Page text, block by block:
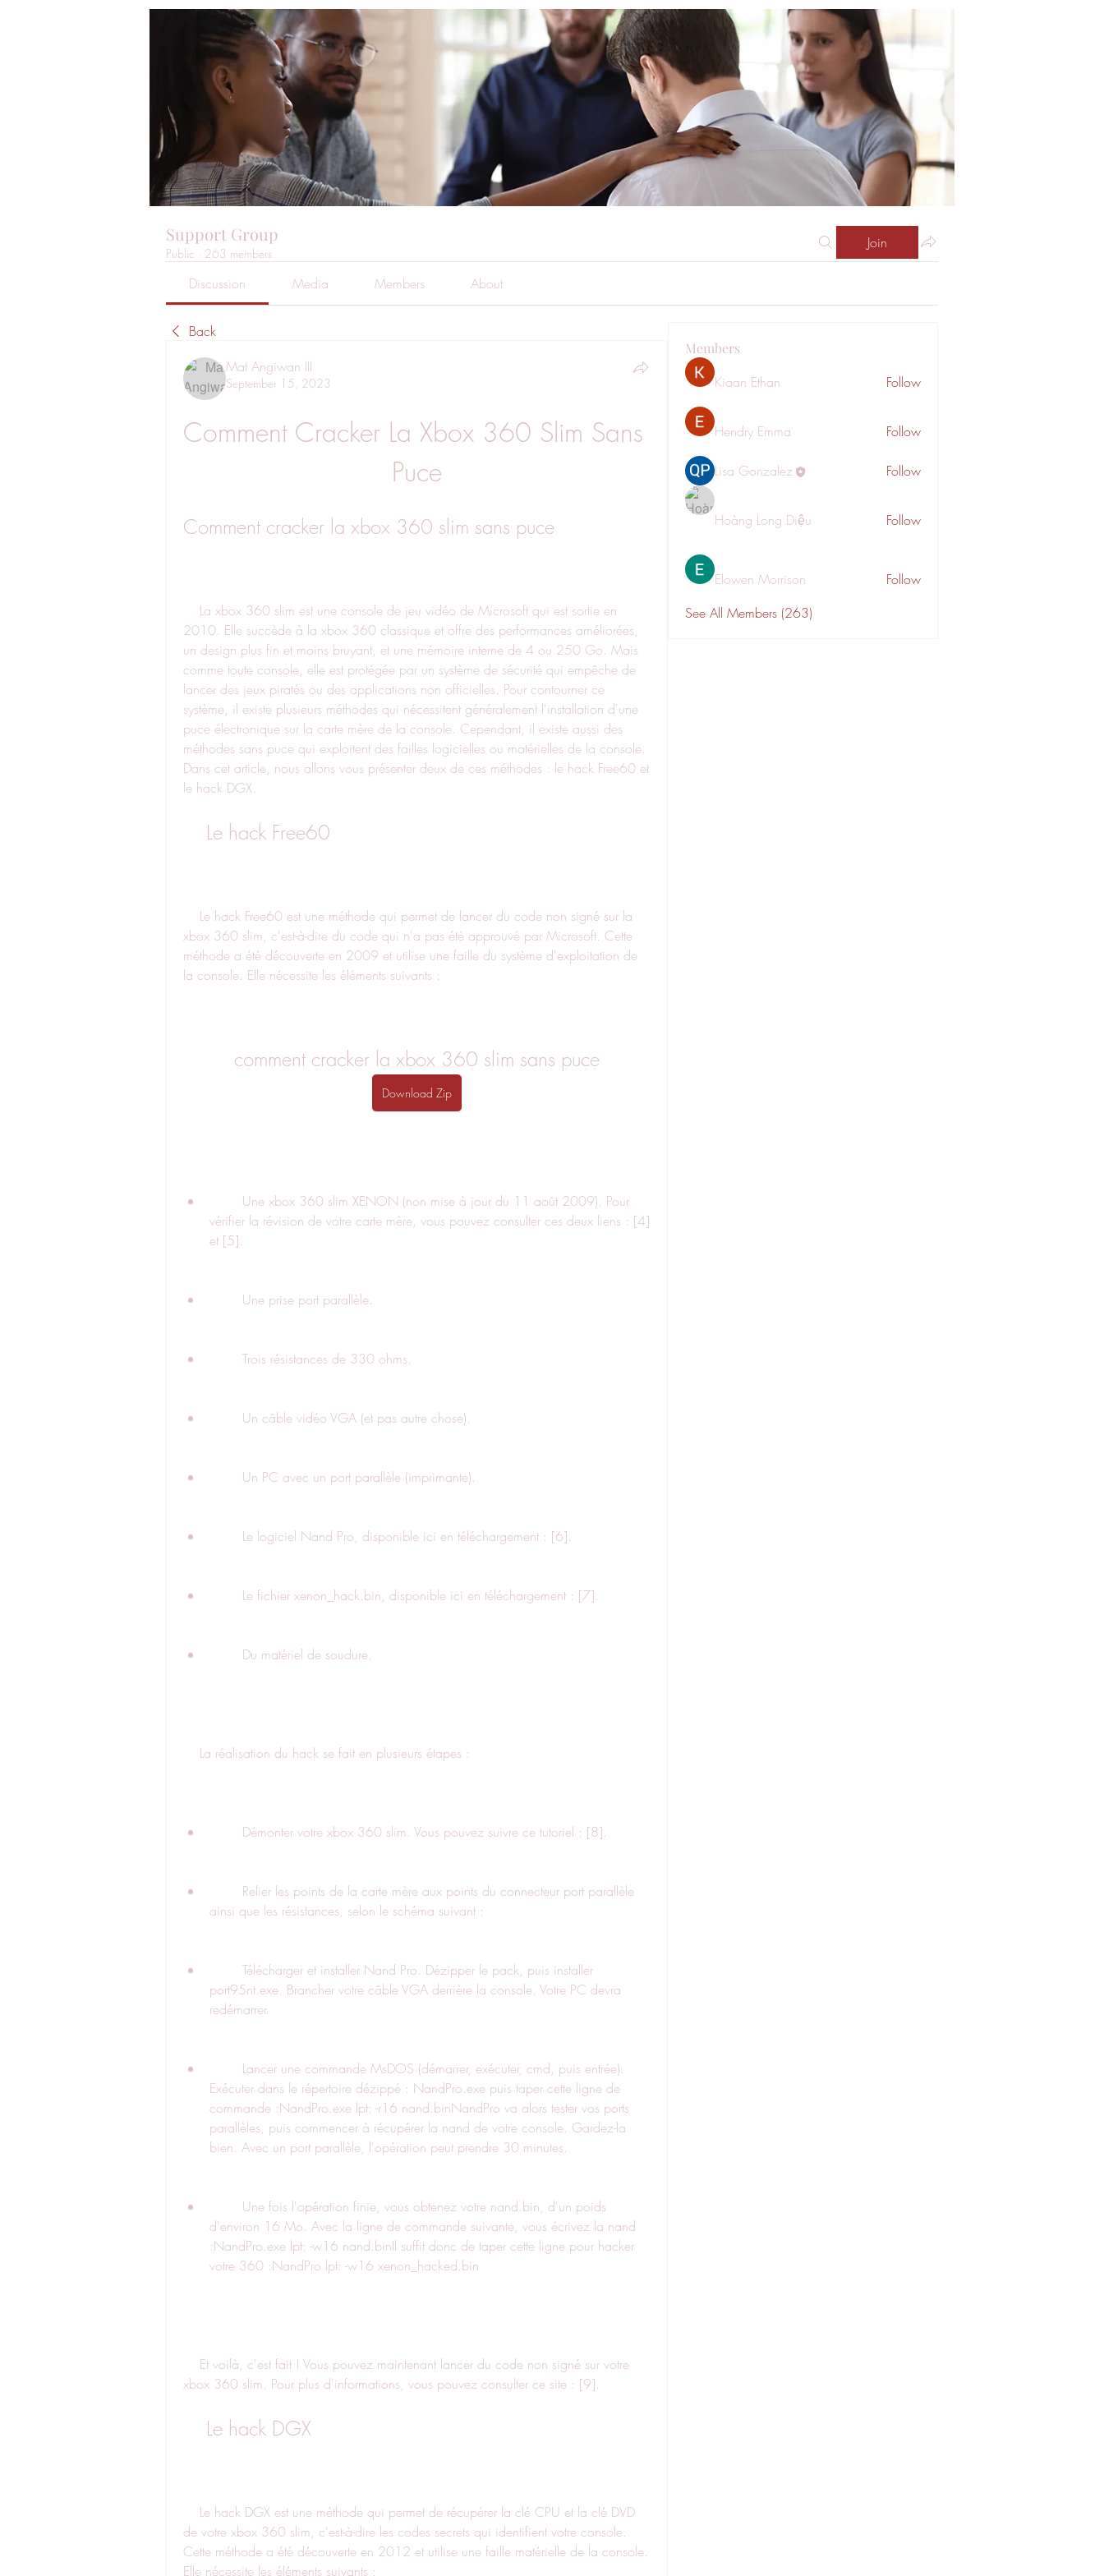
Support Group
Public · 263 members
Join
Discussion Media Members About
Back
Mat Angiwan III
September 15, 2023
Comment Cracker La Xbox 360 Slim Sans
Puce
Comment cracker la xbox 360 slim sans puce
2010. Elle succède à la xbox 360 classique et offre des performances améliorées,
un design plus fin et moins bruyant, et une mémoire interne de 4 ou 250 Go. Mais
comme toute console, elle est protégée par un système de sécurité qui empêche de
lancer des jeux piratés ou des applications non officielles. Pour contourner ce
système, il existe plusieurs méthodes qui nécessitent généralement l'installation d'une
puce électronique sur la carte mère de la console. Cependant, il existe aussi des
méthodes sans puce qui exploitent des failles logicielles ou matérielles de la console.
Dans cet article, nous allons vous présenter deux de ces méthodes : le hack Free60 et
le hack DGX.
    Le hack Free60
xbox 360 slim, c'est-à-dire du code qui n'a pas été approuvé par Microsoft. Cette
méthode a été découverte en 2009 et utilise une faille du système d'exploitation de
la console. Elle nécessite les éléments suivants :
comment cracker la xbox 360 slim sans puce
Download Zip
vérifier la révision de votre carte mère, vous pouvez consulter ces deux liens : [4]
et [5].
        Une prise port parallèle.
        Trois résistances de 330 ohms.
        Un câble vidéo VGA (et pas autre chose).
        Un PC avec un port parallèle (imprimante).
        Le logiciel Nand Pro, disponible ici en téléchargement : [6].
        Le fichier xenon_hack.bin, disponible ici en téléchargement : [7].
        Du matériel de soudure.
    La réalisation du hack se fait en plusieurs étapes :
        Démonter votre xbox 360 slim. Vous pouvez suivre ce tutoriel : [8].
ainsi que les résistances, selon le schéma suivant :
port95nt.exe. Brancher votre câble VGA derrière la console. Votre PC devra
redémarrer.
Exécuter dans le répertoire dézippé : NandPro.exe puis taper cette ligne de
commande :NandPro.exe lpt: -r16 nand.binNandPro va alors tester vos ports
parallèles, puis commencer à récupérer la nand de votre console. Gardez-la
bien. Avec un port parallèle, l'opération peut prendre 30 minutes.
d'environ 16 Mo. Avec la ligne de commande suivante, vous écrivez la nand
:NandPro.exe lpt: -w16 nand.binIl suffit donc de taper cette ligne pour hacker
votre 360 :NandPro lpt: -w16 xenon_hacked.bin
xbox 360 slim. Pour plus d'informations, vous pouvez consulter ce site : [9].
    Le hack DGX
de votre xbox 360 slim, c'est-à-dire les codes secrets qui identifient votre console.
Cette méthode a été découverte en 2012 et utilise une faille matérielle de la console.
Elle nécessite les éléments suivants :
Members
Kiaan Ethan Follow
Hendry Emma Follow
Lisa Gonzalez Follow
Hoàng Long Diệu Follow
Elowen Morrison
Follow
See All Members (263)